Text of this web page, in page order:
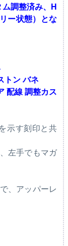
調整済み、H
ー状態）とな
トン バネ
配線 調整カス
示す刻印と共
左手でもマガ
、アッパーレ